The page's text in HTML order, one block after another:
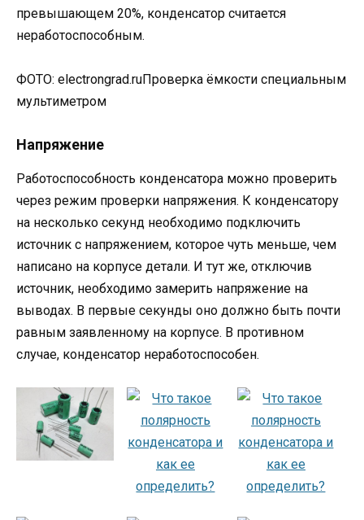
превышающем 20%, конденсатор считается
неработоспособным.
ФОТО: electrongrad.ruПроверка ёмкости специальным
мультиметром
Напряжение
Работоспособность конденсатора можно проверить
через режим проверки напряжения. К конденсатору
на несколько секунд необходимо подключить
источник с напряжением, которое чуть меньше, чем
написано на корпусе детали. И тут же, отключив
источник, необходимо замерить напряжение на
выводах. В первые секунды оно должно быть почти
равным заявленному на корпусе. В противном
случае, конденсатор неработоспособен.